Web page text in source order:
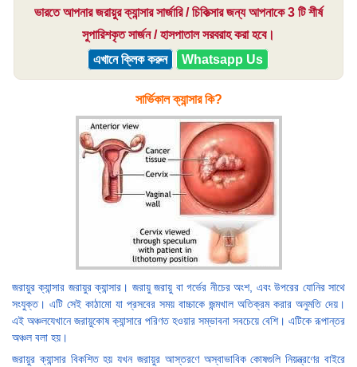
ভারতে আপনার জরায়ুর ক্যান্সার সার্জারি / চিকিত্সার জন্য আপনাকে 3 টি শীর্ষ
সুপারিশকৃত সার্জন / হাসপাতাল সরবরাহ করা হবে।
এখানে ক্লিক করুন
Whatsapp Us
সার্ভিকাল ক্যান্সার কি?
জরায়ুর ক্যান্সার জরায়ুর ক্যান্সার। জরায়ু জরায়ু বা গর্ভের নীচের অংশ, এবং উপরের যোনির সাথে
সংযুক্ত। এটি সেই কাঠামো যা প্রসবের সময় বাচ্চাকে জন্মখাল অতিক্রম করার অনুমতি দেয়।
এই অঞ্চলযেখানে জরায়ুকোষ ক্যান্সারে পরিণত হওয়ার সম্ভাবনা সবচেয়ে বেশি। এটিকে রূপান্তর
অঞ্চল বলা হয়।
জরায়ুর ক্যান্সার বিকশিত হয় যখন জরায়ুর আস্তরণে অস্বাভাবিক কোষগুলি নিয়ন্ত্রণের বাইরে